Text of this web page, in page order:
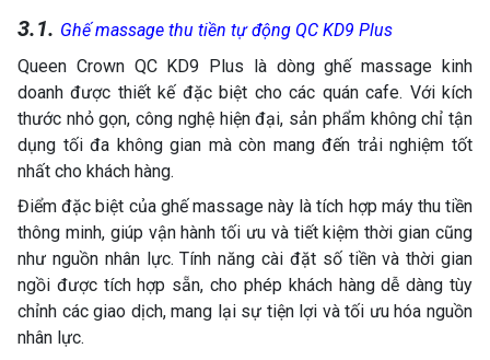
3.1. Ghế massage thu tiền tự động QC KD9 Plus
Queen Crown QC KD9 Plus là dòng ghế massage kinh
doanh được thiết kế đặc biệt cho các quán cafe. Với kích
thước nhỏ gọn, công nghệ hiện đại, sản phẩm không chỉ tận
dụng tối đa không gian mà còn mang đến trải nghiệm tốt
nhất cho khách hàng.
Điểm đặc biệt của ghế massage này là tích hợp máy thu tiền
thông minh, giúp vận hành tối ưu và tiết kiệm thời gian cũng
như nguồn nhân lực. Tính năng cài đặt số tiền và thời gian
ngồi được tích hợp sẵn, cho phép khách hàng dễ dàng tùy
chỉnh các giao dịch, mang lại sự tiện lợi và tối ưu hóa nguồn
nhân lực.